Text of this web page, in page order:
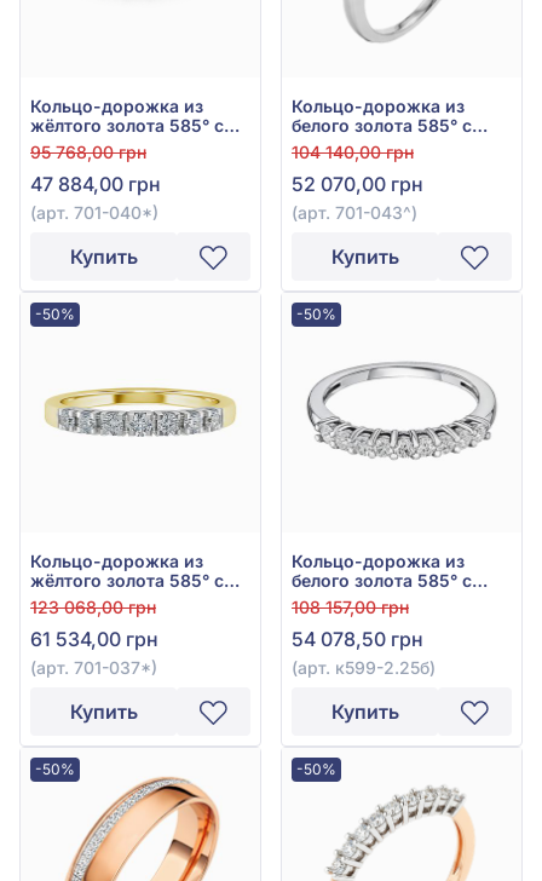
Кольцо-дорожка из
жёлтого золота 585° с
бриллиантами 0,21ct,
арт. 701-040*
95 768,00 грн
47 884,00 грн
(арт. 701-040*)
Купить
Кольцо-дорожка из
белого золота 585° с
бриллиантами 0,26ct,
арт. 701-043
104 140,00 грн
52 070,00 грн
(арт. 701-043^)
Купить
-50%
Кольцо-дорожка из
жёлтого золота 585° с
бриллиантами 0,35ct,
арт. 701-037*
123 068,00 грн
61 534,00 грн
(арт. 701-037*)
Купить
-50%
Кольцо-дорожка из
белого золота 585° с
бриллиантами 0,41ct,
арт. к599-2.25б
108 157,00 грн
54 078,50 грн
(арт. к599-2.25б)
Купить
-50% -50%